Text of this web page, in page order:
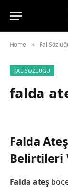
Home » Fal
FAL SÖZLÜĞÜ
falda
Falda
Belirtileri
Falda ateş